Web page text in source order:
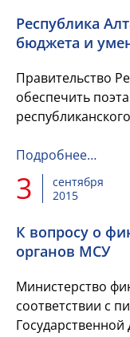
Республика
бюджета и
Правительство
обеспечить
безвозмездных
Подробнее…
3
сентября
2015
К вопросу о
органов МСУ
Министерство
соответствии с